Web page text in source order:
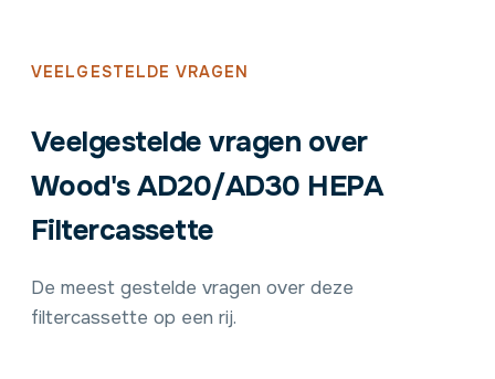
VEELGESTELDE VRAGEN
Veelgestelde vragen over
Wood's AD20/AD30 HEPA
Filtercassette
De meest gestelde vragen over deze
filtercassette op een rij.